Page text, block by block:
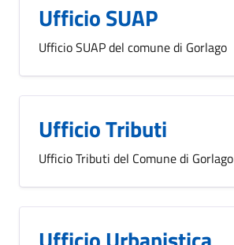
Ufficio SUAP
Ufficio SUAP del comune di Gorlago
Ufficio Tributi
Ufficio Tributi del Comune di Gorlago